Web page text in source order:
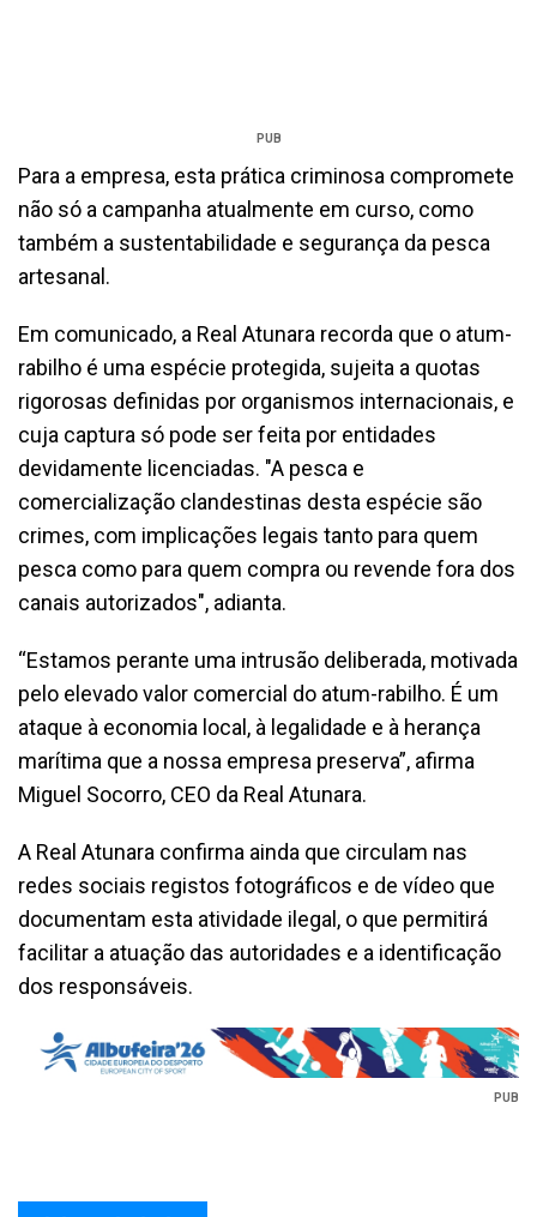
PUB
Para a empresa, esta prática criminosa compromete
não só a campanha atualmente em curso, como
também a sustentabilidade e segurança da pesca
artesanal.
Em comunicado, a Real Atunara recorda que o atum-
rabilho é uma espécie protegida, sujeita a quotas
rigorosas definidas por organismos internacionais, e
cuja captura só pode ser feita por entidades
devidamente licenciadas. "A pesca e
comercialização clandestinas desta espécie são
crimes, com implicações legais tanto para quem
pesca como para quem compra ou revende fora dos
canais autorizados", adianta.
“Estamos perante uma intrusão deliberada, motivada
pelo elevado valor comercial do atum-rabilho. É um
ataque à economia local, à legalidade e à herança
marítima que a nossa empresa preserva”, afirma
Miguel Socorro, CEO da Real Atunara.
A Real Atunara confirma ainda que circulam nas
redes sociais registos fotográficos e de vídeo que
documentam esta atividade ilegal, o que permitirá
facilitar a atuação das autoridades e a identificação
dos responsáveis.
PUB